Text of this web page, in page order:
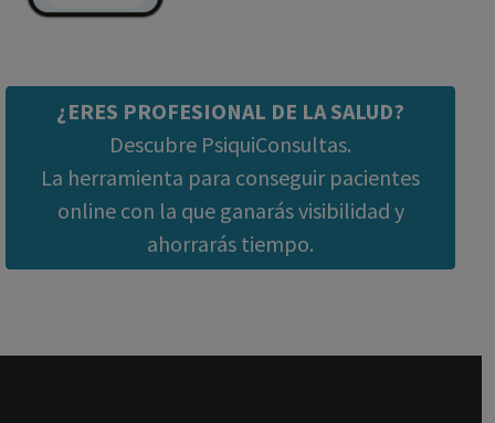
¿ERES PROFESIONAL DE LA SALUD?
Descubre PsiquiConsultas.
La herramienta para conseguir pacientes
online con la que ganarás visibilidad y
ahorrarás tiempo.